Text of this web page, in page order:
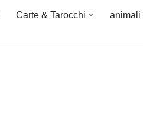
Carte & Tarocchi
animali